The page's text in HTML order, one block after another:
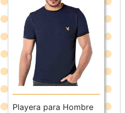
Playera para Hombre